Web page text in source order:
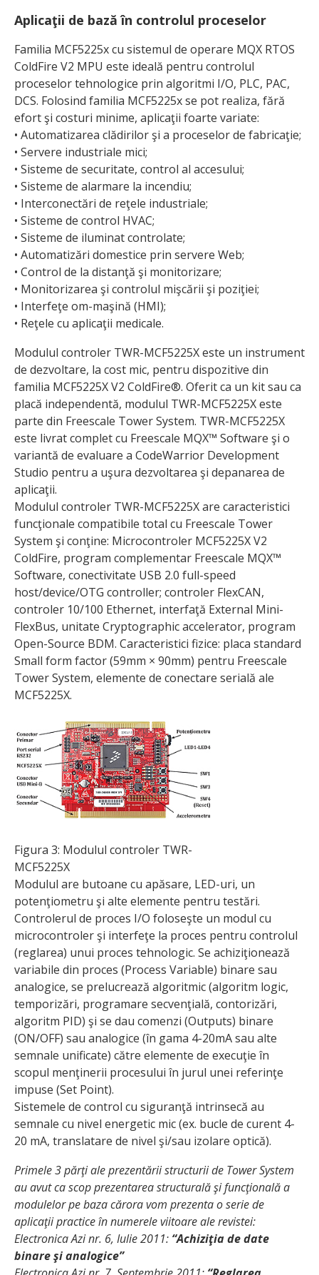
Aplicaţii de bază în controlul proceselor
Familia MCF5225x cu sistemul de operare MQX RTOS
ColdFire V2 MPU este ideală pentru controlul
proceselor tehnologice prin algoritmi I/O, PLC, PAC,
DCS. Folosind familia MCF5225x se pot realiza, fără
efort şi costuri minime, aplicaţii foarte variate:
• Automatizarea clădirilor şi a proceselor de fabricaţie;
• Servere industriale mici;
• Sisteme de securitate, control al accesului;
• Sisteme de alarmare la incendiu;
• Interconectări de reţele industriale;
• Sisteme de control HVAC;
• Sisteme de iluminat controlate;
• Automatizări domestice prin servere Web;
• Control de la distanţă şi monitorizare;
• Monitorizarea şi controlul mişcării şi poziţiei;
• Interfeţe om-maşină (HMI);
• Reţele cu aplicaţii medicale.
Modulul controler TWR-MCF5225X este un instrument
de dezvoltare, la cost mic, pentru dispozitive din
familia MCF5225X V2 ColdFire®. Oferit ca un kit sau ca
placă independentă, modulul TWR-MCF5225X este
parte din Freescale Tower System. TWR-MCF5225X
este livrat complet cu Freescale MQX™ Software şi o
variantă de evaluare a CodeWarrior Development
Studio pentru a uşura dezvoltarea şi depanarea de
aplicaţii.
Modulul controler TWR-MCF5225X are caracteristici
funcţionale compatibile total cu Freescale Tower
System şi conţine: Microcontroler MCF5225X V2
ColdFire, program complementar Freescale MQX™
Software, conectivitate USB 2.0 full-speed
host/device/OTG controller; controler FlexCAN,
controler 10/100 Ethernet, interfaţă External Mini-
FlexBus, unitate Cryptographic accelerator, program
Open-Source BDM. Caracteristici fizice: placa standard
Small form factor (59mm × 90mm) pentru Freescale
Tower System, elemente de conectare serială ale
MCF5225X.
Figura 3: Modulul controler TWR-
MCF5225X
Modulul are butoane cu apăsare, LED-uri, un
potenţiometru şi alte elemente pentru testări.
Controlerul de proces I/O foloseşte un modul cu
microcontroler şi interfeţe la proces pentru controlul
(reglarea) unui proces tehnologic. Se achiziţionează
variabile din proces (Process Variable) binare sau
analogice, se prelucrează algoritmic (algoritm logic,
temporizări, programare secvenţială, contorizări,
algoritm PID) şi se dau comenzi (Outputs) binare
(ON/OFF) sau analogice (în gama 4-20mA sau alte
semnale unificate) către elemente de execuţie în
scopul menţinerii procesului în jurul unei referinţe
impuse (Set Point).
Sistemele de control cu siguranţă intrinsecă au
semnale cu nivel energetic mic (ex. bucle de curent 4-
20 mA, translatare de nivel şi/sau izolare optică).
Primele 3 părţi ale prezentării structurii de Tower System
au avut ca scop prezentarea structurală şi funcţională a
modulelor pe baza cărora vom prezenta o serie de
aplicaţii practice în numerele viitoare ale revistei:
Electronica Azi nr. 6, Iulie 2011: “Achiziţia de date
binare şi analogice”